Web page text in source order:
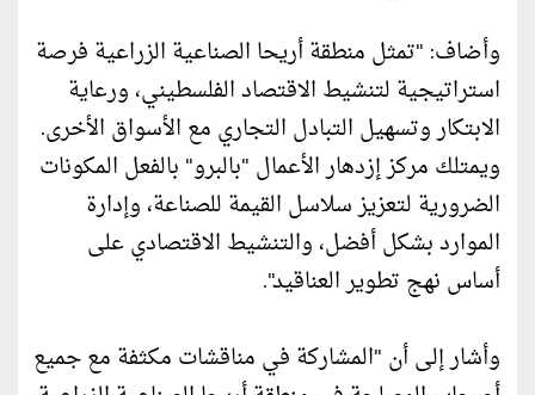
وأضاف: "تمثل منطقة أريحا الصناعية الزراعية فرصة
استراتيجية لتنشيط الاقتصاد الفلسطيني، ورعاية
الابتكار وتسهيل التبادل التجاري مع الأسواق الأخرى.
ويمتلك مركز إزدهار الأعمال "بالبرو" بالفعل المكونات
الضرورية لتعزيز سلاسل القيمة للصناعة، وإدارة
الموارد بشكل أفضل، والتنشيط الاقتصادي على
أساس نهج تطوير العناقيد".
وأشار إلى أن "المشاركة في مناقشات مكثفة مع جميع